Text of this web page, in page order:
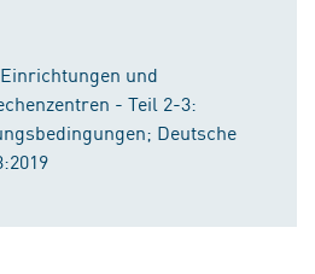
und
- Teil 2-3:
Deutsche